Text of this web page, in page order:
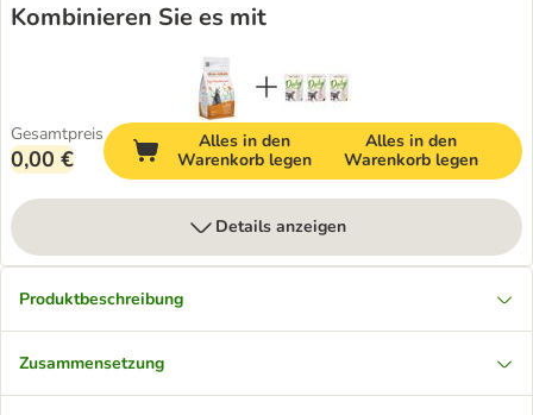
Kombinieren Sie es mit
Gesamtpreis
0,00 €
Alles in den
Warenkorb legen
Alles in den
Warenkorb legen
Details anzeigen
Produktbeschreibung
Zusammensetzung